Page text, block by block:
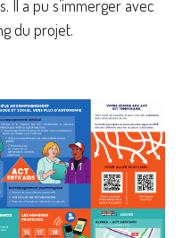
Il a pu s’immerger avec
du projet.